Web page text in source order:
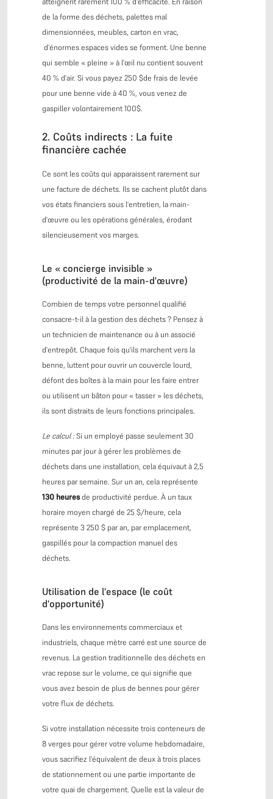
de la forme des déchets, palettes mal
dimensionnées, meubles, carton en vrac,
d'énormes espaces vides se forment. Une benne
qui semble « pleine » à l'œil nu contient souvent
40 % d'air. Si vous payez 250 $de frais de levée
pour une benne vide à 40 %, vous venez de
gaspiller volontairement 100$.
2. Coûts indirects : La fuite
financière cachée
Ce sont les coûts qui apparaissent rarement sur
une facture de déchets. Ils se cachent plutôt dans
vos états financiers sous l'entretien, la main-
d'œuvre ou les opérations générales, érodant
silencieusement vos marges.
Le « concierge invisible »
(productivité de la main-d'œuvre)
Combien de temps votre personnel qualifié
consacre-t-il à la gestion des déchets ? Pensez à
un technicien de maintenance ou à un associé
d'entrepôt. Chaque fois qu'ils marchent vers la
benne, luttent pour ouvrir un couvercle lourd,
défont des boîtes à la main pour les faire entrer
ou utilisent un bâton pour « tasser » les déchets,
ils sont distraits de leurs fonctions principales.
Le calcul :Si un employé passe seulement 30
minutes par jour à gérer les problèmes de
déchets dans une installation, cela équivaut à 2,5
heures par semaine. Sur un an, cela représente
130 heuresde productivité perdue. À un taux
horaire moyen chargé de 25 $/heure, cela
représente 3 250 $ par an, par emplacement,
gaspillés pour la compaction manuel des
déchets.
Utilisation de l'espace (le coût
d'opportunité)
Dans les environnements commerciaux et
industriels, chaque mètre carré est une source de
revenus. La gestion traditionnelle des déchets en
vrac repose sur le volume, ce qui signifie que
vous avez besoin de plus de bennes pour gérer
votre flux de déchets.
Si votre installation nécessite trois conteneurs de
8 verges pour gérer votre volume hebdomadaire,
vous sacrifiez l'équivalent de deux à trois places
de stationnement ou une partie importante de
votre quai de chargement. Quelle est la valeur de